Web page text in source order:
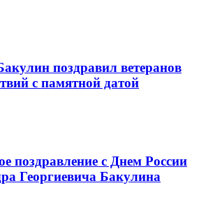
поздравил ветеранов
с памятной датой
поздравление с Днем России
Георгиевича Бакулина